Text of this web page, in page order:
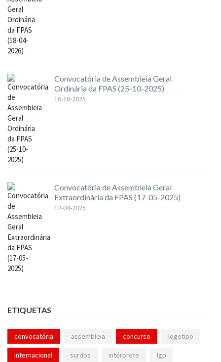
Convocatória de Assembleia Geral
Ordinária da FPAS (25-10-2025)
10-10-2025
Convocatória de Assembleia Geral
Extraordinária da FPAS (17-05-2025)
12-04-2025
ETIQUETAS
convocatória assembleia concurso logotipo
internacional surdos intérprete lgp